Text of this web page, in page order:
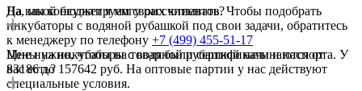
Да, мы консультируем своих клиентов. Чтобы подобрать
инкубаторы с водяной рубашкой под свои задачи, обратитесь
к менеджеру по телефону +7 (499) 455-51-17
На какой бюджет я могу рассчитывать?
Цены на инкубаторы с водяной рубашкой начинаются от
83186 до 157642 руб. На оптовые партии у нас действуют
специальные условия.
Мне нужно, чтобы на товар были сертификаты и паспорта. У
вас есть?